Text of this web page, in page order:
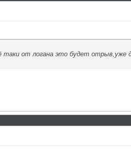
от логана это будет отрыв,уже